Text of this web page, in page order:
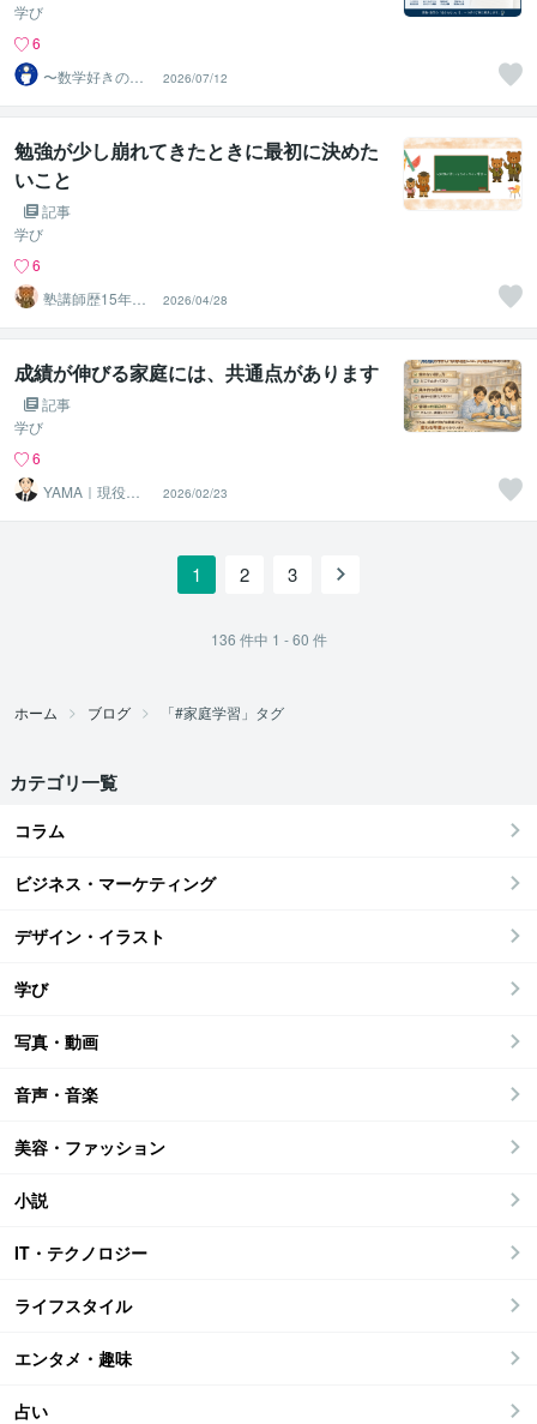
学び
6
〜数学好きの元
東大生〜
2026/07/12
勉強が少し崩れてきたときに最初に決めた
いこと
記事
学び
6
塾講師歴15年の
現役講師⭐︎ベア先
生
2026/04/28
成績が伸びる家庭には、共通点があります
記事
学び
6
YAMA｜現役の
2026/02/23
1 2 3
136 件中 1 - 60 件
ホーム ブログ 「#家庭学習」タグ
カテゴリ一覧
コラム
ビジネス・マーケティング
デザイン・イラスト
学び
写真・動画
音声・音楽
美容・ファッション
小説
IT・テクノロジー
ライフスタイル
エンタメ・趣味
占い